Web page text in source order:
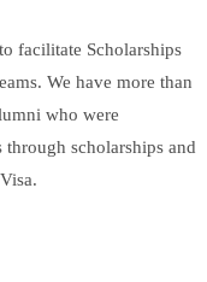
facilitate Scholarships
We have more than
who were
scholarships and